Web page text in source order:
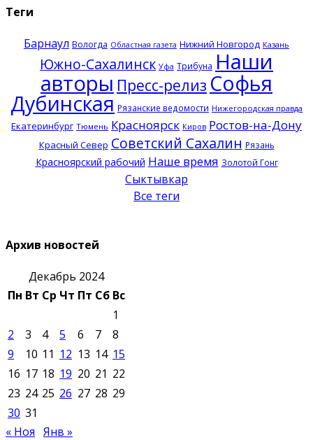
Теги
Барнаул Вологда Областная газета Нижний Новгород Казань
Южно-Сахалинск Уфа Трибуна Наши
авторы Пресс-релиз Софья
Дубинская Рязанские ведомости Нижегородская правда
Екатеринбург Тюмень Красноярск Киров Ростов-на-Дону
Красный Север Советский Сахалин Рязань
Красноярский рабочий Наше время Золотой Гонг
Сыктывкар
Все теги
Архив новостей
Декабрь 2024
Пн Вт Ср Чт Пт Сб Вс
1
2
3 4 5 6 7
8
9
10 11 12 13 14 15
16 17 18 19 20 21 22
23 24 25 26 27 28 29
30 31
« Ноя Янв »